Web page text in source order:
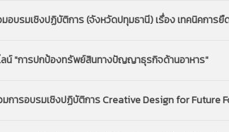
อบรมเชิงปฏิบัติการ (จังหวัดปทุมธานี) เรื่อง เทคนิคกา
ลน์ "การปกป้องทรัพย์สินทางปัญญาธุรกิจด้านอาหาร"
มการอบรมเชิงปฏิบัติการ Creative Design for Future